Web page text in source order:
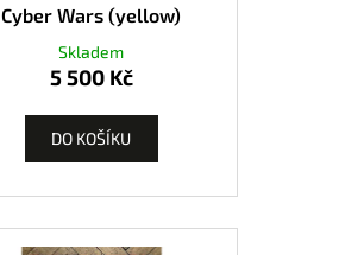
Cyber Wars (yellow)
Skladem
5 500 Kč
DO KOŠÍKU